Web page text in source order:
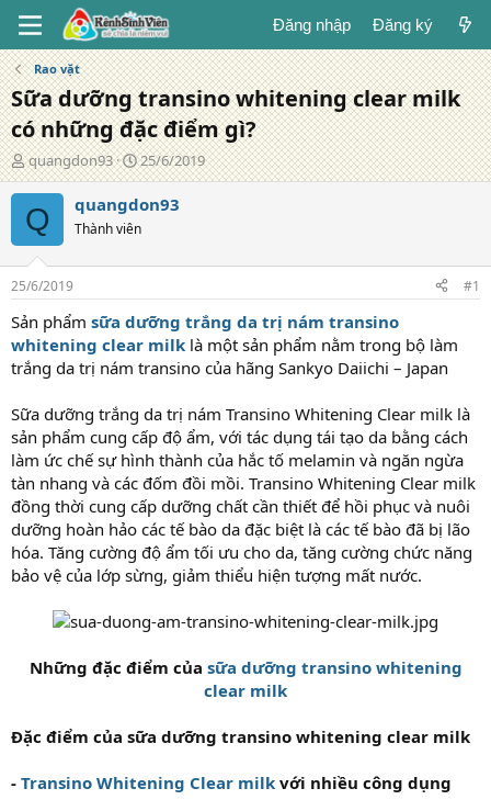
Đăng nhập Đăng ký
Rao vặt
Sữa dưỡng transino whitening clear milk
có những đặc điểm gì?
T
á
c
g
ả
quangdon93
N
g
à
đ
g
25/6/2019
Q quangdon93
Thành viên
25/6/2019 #1
Sản phẩm sữa dưỡng trắng da trị nám transino
whitening clear milk là một sản phẩm nằm trong bộ làm
trắng da trị nám transino của hãng Sankyo Daiichi – Japan
Sữa dưỡng trắng da trị nám Transino Whitening Clear milk là
sản phẩm cung cấp độ ẩm, với tác dụng tái tạo da bằng cách
làm ức chế sự hình thành của hắc tố melamin và ngăn ngừa
tàn nhang và các đốm đồi mồi. Transino Whitening Clear milk
đồng thời cung cấp dưỡng chất cần thiết để hồi phục và nuôi
dưỡng hoàn hảo các tế bào da đặc biệt là các tế bào đã bị lão
hóa. Tăng cường độ ẩm tối ưu cho da, tăng cường chức năng
bảo vệ của lớp sừng, giảm thiểu hiện tượng mất nước.
Những đặc điểm của sữa dưỡng transino whitening
clear milk
Đặc điểm của sữa dưỡng transino whitening clear milk
- Transino Whitening Clear milk với nhiều công dụng